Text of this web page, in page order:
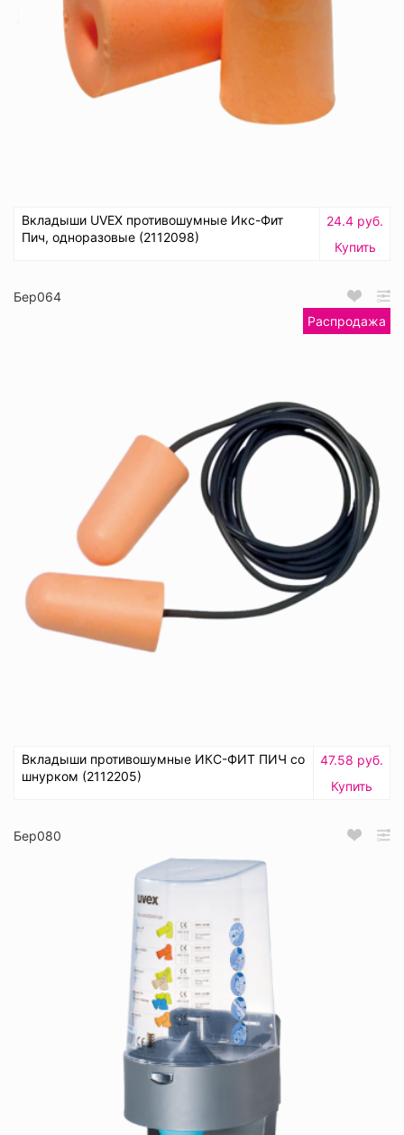
Вкладыши UVEX противошумные Икс-Фит
Пич, одноразовые (2112098)
24.4 руб.
Купить
Бер064
Распродажа
Вкладыши противошумные ИКС-ФИТ ПИЧ со
шнурком (2112205)
47.58 руб.
Купить
Бер080